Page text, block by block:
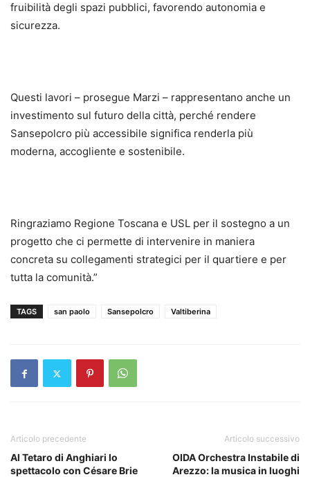
fruibilità degli spazi pubblici, favorendo autonomia e
sicurezza.
Questi lavori – prosegue Marzi – rappresentano anche un
investimento sul futuro della città, perché rendere
Sansepolcro più accessibile significa renderla più
moderna, accogliente e sostenibile.
Ringraziamo Regione Toscana e USL per il sostegno a un
progetto che ci permette di intervenire in maniera
concreta su collegamenti strategici per il quartiere e per
tutta la comunità.”
TAGS san paolo Sansepolcro Valtiberina
Articolo precedente
Al Tetaro di Anghiari lo
spettacolo con Césare Brie
Articolo successivo
OIDA Orchestra Instabile di
Arezzo: la musica in luoghi